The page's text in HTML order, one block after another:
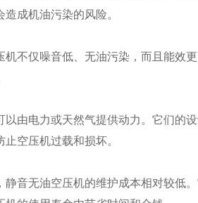
成机油污染的风险。
不仅噪音低、无油污染，而且能效
由电力或天然气提供动力。它们的
空压机过载和损坏。
音无油空压机的维护成本相对较低